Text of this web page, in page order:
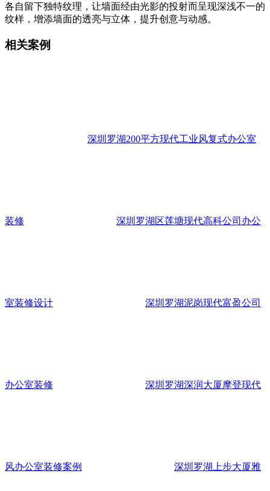
各自留下独特纹理，让墙面经由光影的投射而呈现深浅不一的
纹样，增添墙面的透亮与立体，提升创意与动感。
相关案例
深圳罗湖200平方现代工业风复式办公室
装修 深圳罗湖区莲塘现代高科公司办公
室装修设计 深圳罗湖泥岗现代富盈公司
办公室装修 深圳罗湖深润大厦摩登现代
风办公室装修案例 深圳罗湖上步大厦雅